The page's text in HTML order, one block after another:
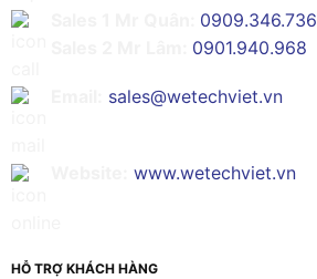
0909.346.736
0901.940.968
sales@wetechviet.vn
www.wetechviet.vn
HỖ TRỢ KHÁCH HÀNG